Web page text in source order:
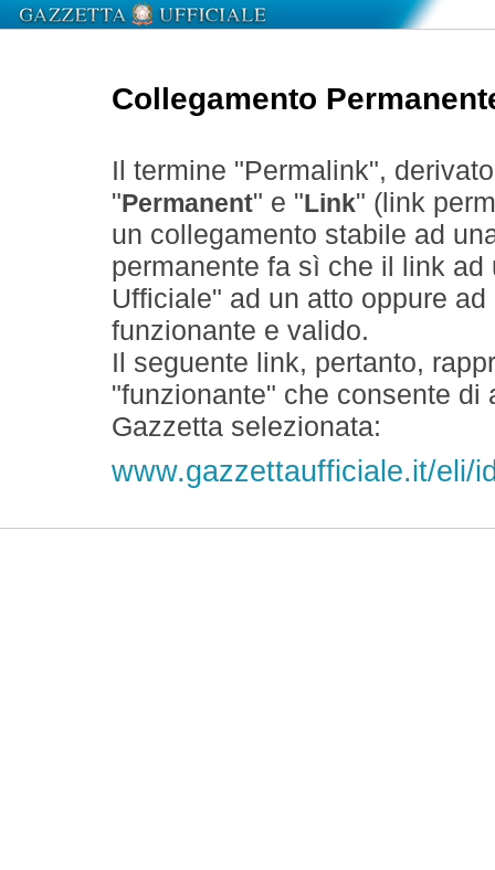
Collegamento
Il termine "Permalink",
" Permanent" e " Link" (link
un collegamento stabile ad
permanente fa sì che il link
Ufficiale" ad un atto oppure
funzionante e valido.
Il seguente link, pertanto,
"funzionante" che consente
Gazzetta selezionata:
www.gazzettaufficiale.it/eli/